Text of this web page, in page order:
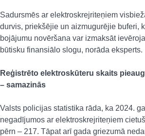
Sadursmēs ar elektroskrejriteņiem
durvis, priekšējie un aizmugurējie buferi,
bojājumu novēršana var izmaksāt
būtisku finansiālo slogu, norāda eksperts.
Reģistrēto elektroskūteru skaits
– samazinās
Valsts policijas statistika rāda, ka 2024.
negadījumos ar elektroskrejriteņiem
pērn – 217. Tāpat arī gada griezumā